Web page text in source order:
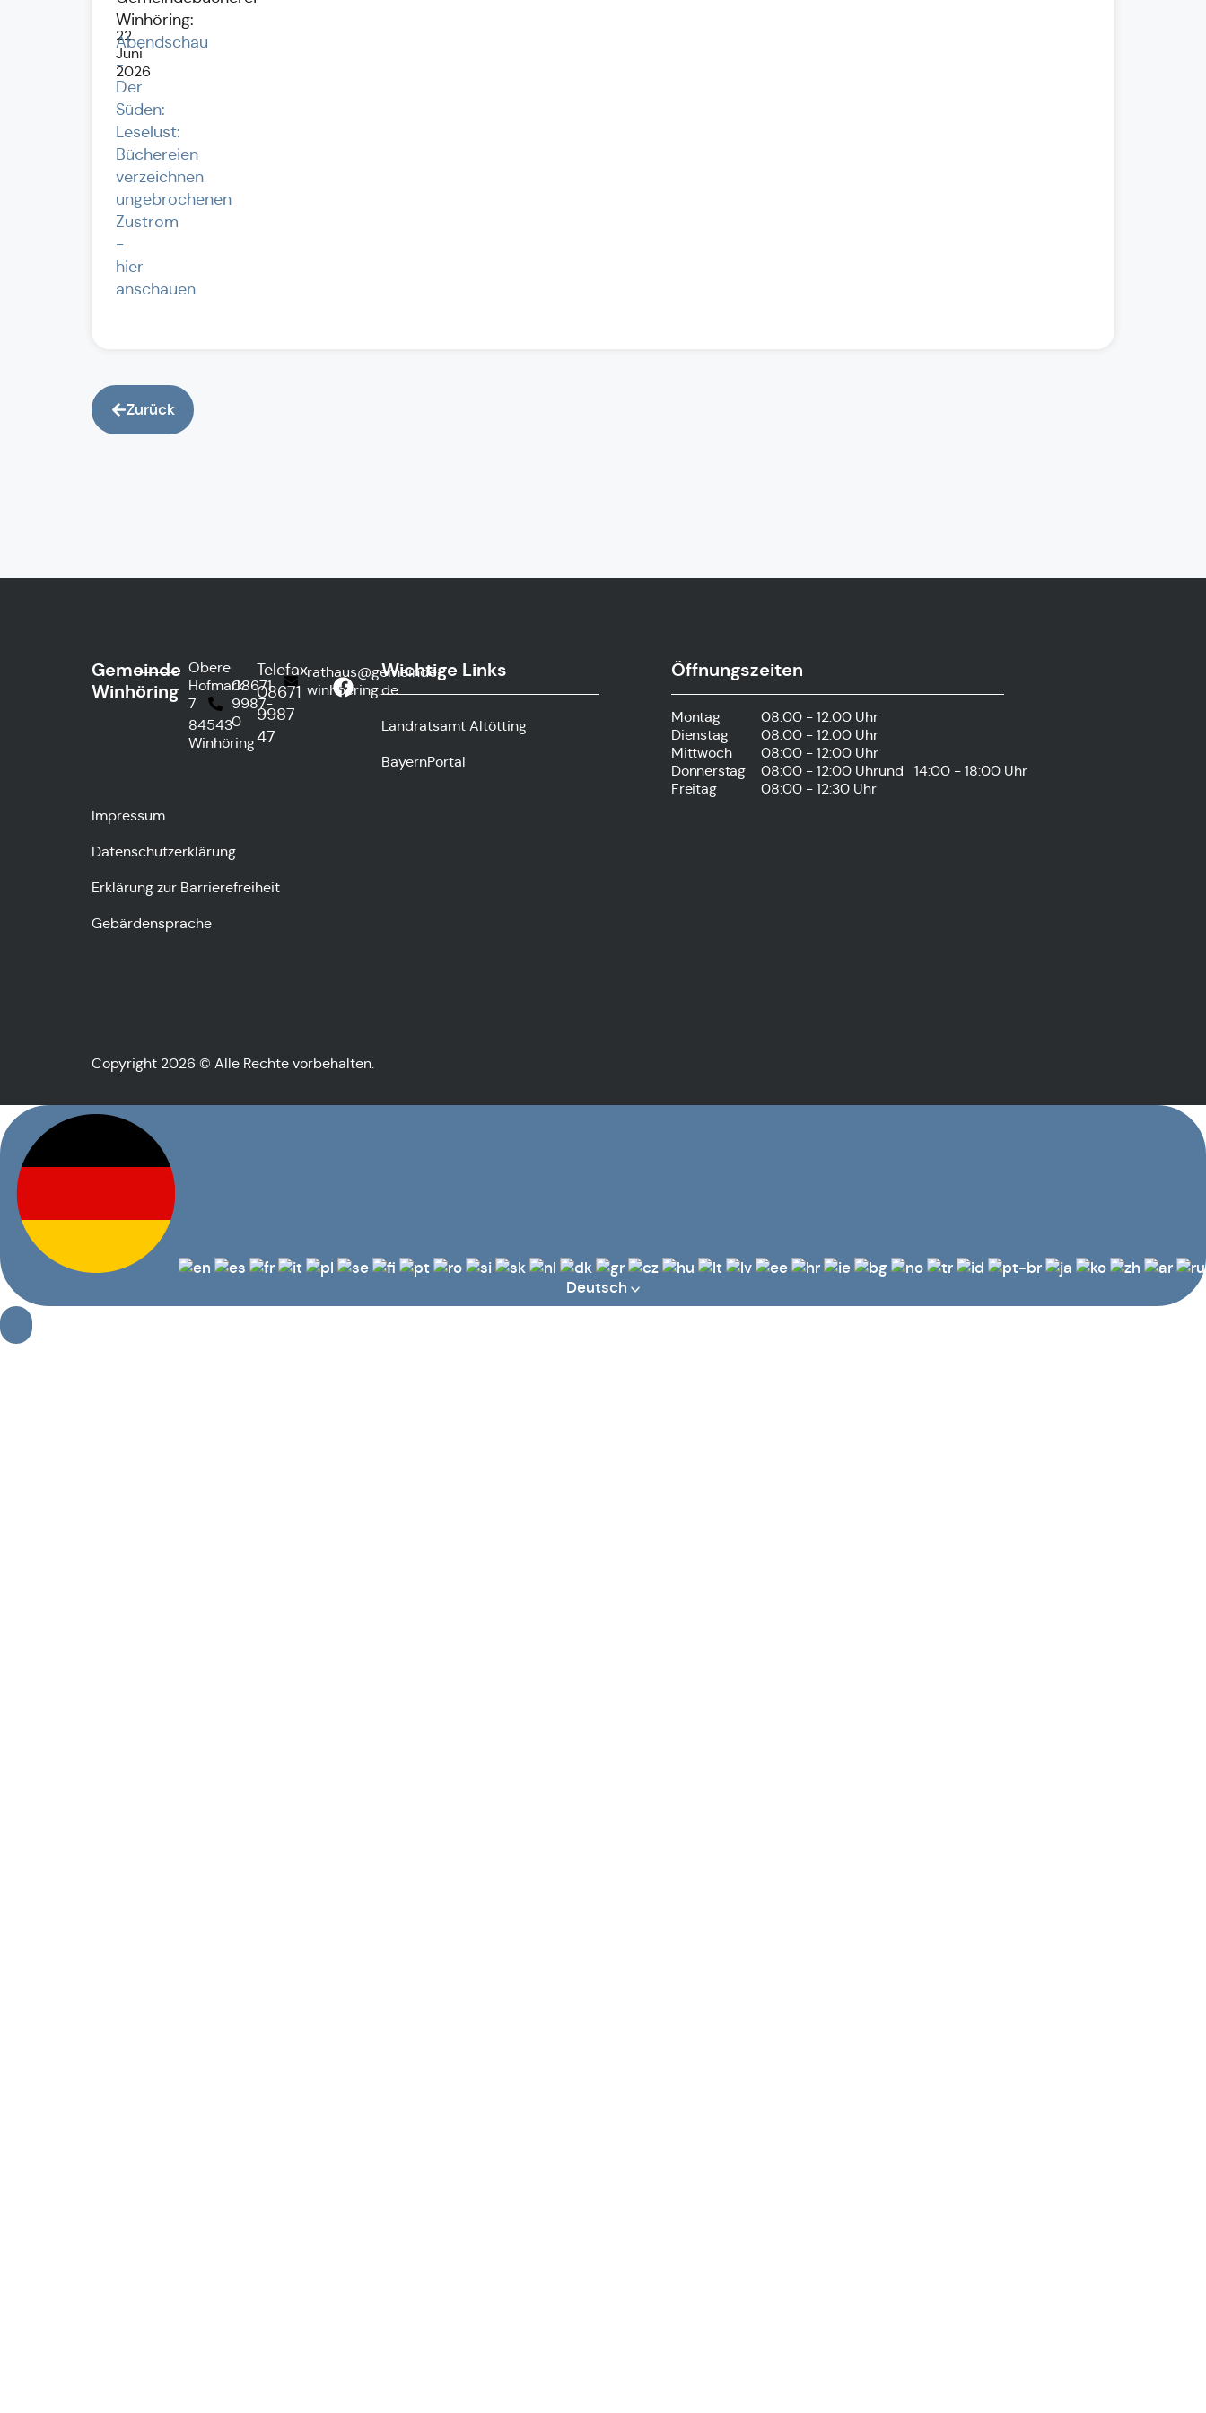
22.
Juni
2026
Winhöring:
Abendschau
-
Der
Süden:
Leselust:
Büchereien
verzeichnen
ungebrochenen
Zustrom
-
hier
anschauen
Zurück
Gemeinde
Winhöring
Obere
Hofmark
7
84543
Winhöring
08671
9987-
0
Telefax
08671
9987
47
rathaus@gemeinde-
winhoering.de
Wichtige Links
Landratsamt Altötting
BayernPortal
Öffnungszeiten
Montag
08:00 - 12:00 Uhr
Dienstag
08:00 - 12:00 Uhr
Mittwoch
08:00 - 12:00 Uhr
Donnerstag
08:00 - 12:00 Uhrund
14:00 - 18:00 Uhr
Freitag
08:00 - 12:30 Uhr
Impressum
Datenschutzerklärung
Erklärung zur Barrierefreiheit
Gebärdensprache
Copyright 2026 © Alle Rechte vorbehalten.
Deutsch